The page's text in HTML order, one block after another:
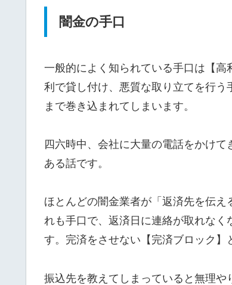
闇金の手口
一般的によく知られている手口は【
利で貸し付け、悪質な取り立てを行
まで巻き込まれてしまいます。
四六時中、会社に大量の電話をかけ
ある話です。
ほとんどの闇金業者が「返済先を伝
れも手口で、返済日に連絡が取れな
す。完済をさせない【完済ブロック】
振込先を教えてしまっていると無理や